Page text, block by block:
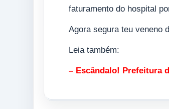
faturamento do hospital
Agora segura teu veneno
Leia também:
– Escândalo! Prefeitura